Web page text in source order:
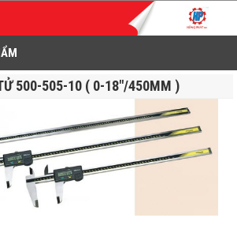
500-505-10 ( 0-18"/450MM )